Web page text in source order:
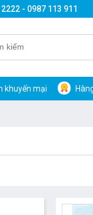
- 0987 113 911
khuyến mại